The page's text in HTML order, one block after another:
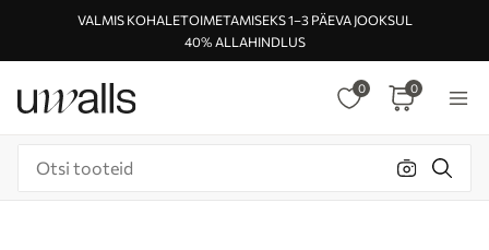
VALMIS KOHALETOIMETAMISEKS 1–3 PÄEVA JOOKSUL
40% ALLAHINDLUS
0 0